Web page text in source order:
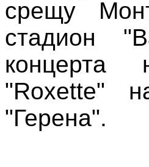
срещу
стадион
концерта
"Roxette"
"Герена".